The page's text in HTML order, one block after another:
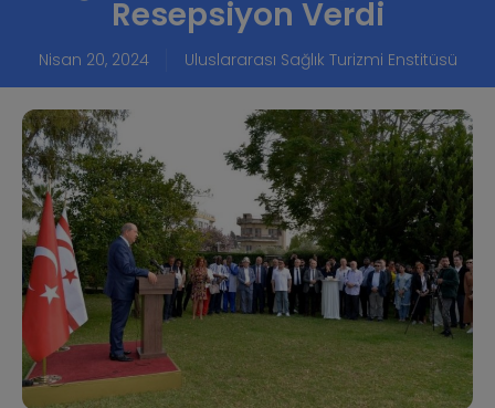
Resepsiyon Verdi
Nisan 20, 2024 Uluslararası Sağlık Turizmi Enstitüsü